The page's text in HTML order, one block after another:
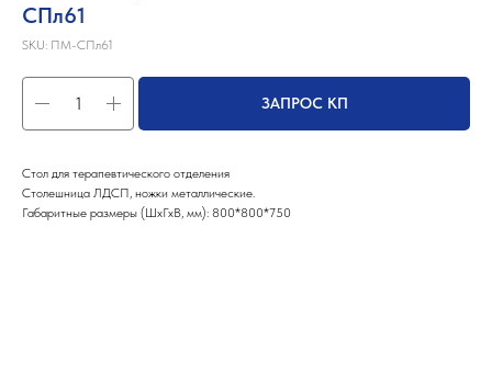
СПл61
SKU: ПМ-СПл61
ЗАПРОС КП
Стол для терапевтического отделения
Столешница ЛДСП, ножки металлические.
Габаритные размеры (ШхГхВ, мм): 800*800*750